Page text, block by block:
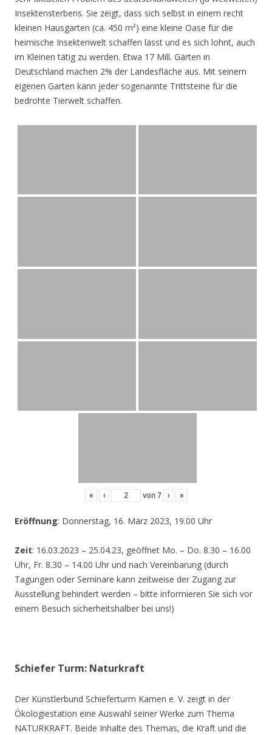
Insektensterbens. Sie zeigt, dass sich selbst in einem recht
kleinen Hausgarten (ca. 450 m²) eine kleine Oase für die
heimische Insektenwelt schaffen lässt und es sich lohnt, auch
im Kleinen tätig zu werden. Etwa 17 Mill. Gärten in
Deutschland machen 2% der Landesfläche aus. Mit seinem
eigenen Garten kann jeder sogenannte Trittsteine für die
bedrohte Tierwelt schaffen.
« ‹ von 7 › »
Eröffnung: Donnerstag, 16. März 2023, 19.00 Uhr
Zeit: 16.03.2023 – 25.04.23, geöffnet Mo. – Do. 8.30 – 16.00
Uhr, Fr. 8.30 – 14.00 Uhr und nach Vereinbarung (durch
Tagungen oder Seminare kann zeitweise der Zugang zur
Ausstellung behindert werden – bitte informieren Sie sich vor
einem Besuch sicherheitshalber bei uns!)
Schiefer Turm: Naturkraft
Der Künstlerbund Schieferturm Kamen e. V. zeigt in der
Ökologiestation eine Auswahl seiner Werke zum Thema
NATURKRAFT. Beide Inhalte des Themas, die Kraft und die